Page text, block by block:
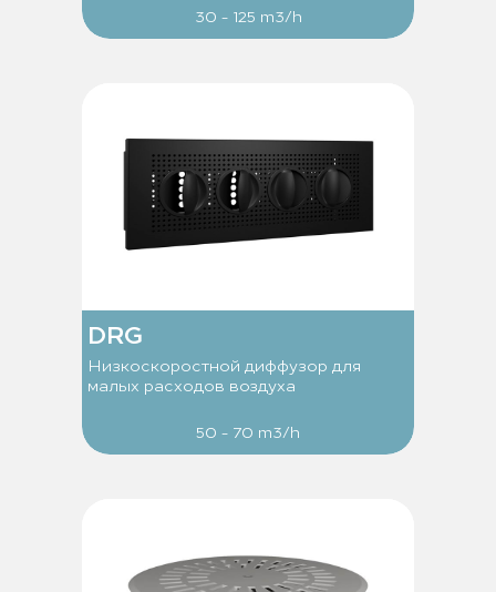
30 - 125 m3/h
DRG
Низкоскоростной диффузор для
малых расходов воздуха
50 - 70 m3/h